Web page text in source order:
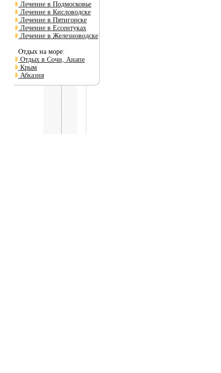
Лечение в Подмосковье
Лечение в Кисловодске
Лечение в Пятигорске
Лечение в Ессентуках
Лечение в Железноводске
Отдых на море:
Отдых в Сочи, Анапе
Крым
Абхазия